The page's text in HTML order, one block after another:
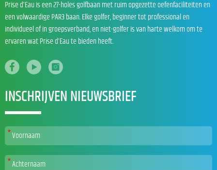
Prise d’Eau is een 27-holes golfbaan met ruim opgezette oefenfaciliteiten en
een volwaardige PAR3 baan. Elke golfer, beginner tot professional en
individueel of in groepsverband, en niet-golfer is van harte welkom om te
ervaren wat Prise d’Eau te bieden heeft.
INSCHRIJVEN NIEUWSBRIEF